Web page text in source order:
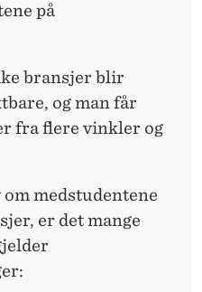
på
bransjer blir
og man får
fra flere vinkler og
medstudentene
er det mange